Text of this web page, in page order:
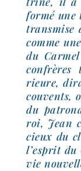
for­mé une
trans­mise
comme
du
rieure,
cou­vents,
du
roi, Jean
cieux du
l’es­prit
vie